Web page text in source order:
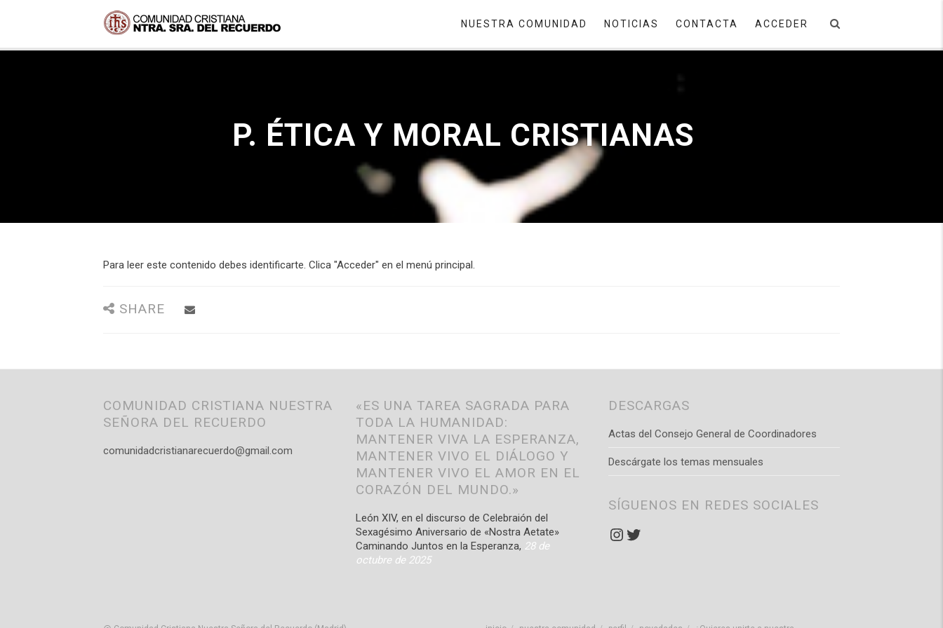
NUESTRA COMUNIDAD NOTICIAS CONTACTA ACCEDER
P. ÉTICA Y MORAL CRISTIANAS
Para leer este contenido debes identificarte. Clica "Acceder" en el menú principal.
SHARE
COMUNIDAD CRISTIANA NUESTRA
SEÑORA DEL RECUERDO
comunidadcristianarecuerdo@gmail.com
«ES UNA TAREA SAGRADA PARA
TODA LA HUMANIDAD:
MANTENER VIVA LA ESPERANZA,
MANTENER VIVO EL DIÁLOGO Y
MANTENER VIVO EL AMOR EN EL
CORAZÓN DEL MUNDO.»
León XIV, en el discurso de Celebraión del
Sexagésimo Aniversario de «Nostra Aetate»
Caminando Juntos en la Esperanza, 28 de
octubre de 2025
DESCARGAS
Actas del Consejo General de Coordinadores
Descárgate los temas mensuales
SÍGUENOS EN REDES SOCIALES
Instagram
Twitter